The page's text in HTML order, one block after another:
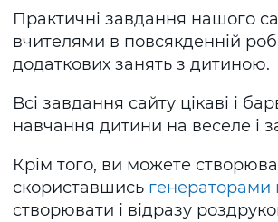
Практичні завдання нашого
вчителями в повсякденній
додаткових занять з дитиною.
Всі завдання сайту цікаві і
навчання дитини на веселе і
Крім того, ви можете
скориставшись генераторами
створювати і відразу